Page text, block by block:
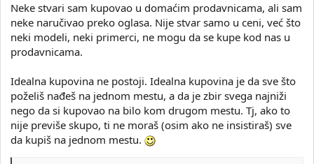
Neke stvari sam kupovao u domaćim prodavnicama, ali sam
neke naručivao preko oglasa. Nije stvar samo u ceni, već što
neki modeli, neki primerci, ne mogu da se kupe kod nas u
prodavnicama.
Idealna kupovina ne postoji. Idealna kupovina je da sve što
poželiš nađeš na jednom mestu, a da je zbir svega najniži
nego da si kupovao na bilo kom drugom mestu. Tj, ako to
nije previše skupo, ti ne moraš (osim ako ne insistiraš) sve
da kupiš na jednom mestu.